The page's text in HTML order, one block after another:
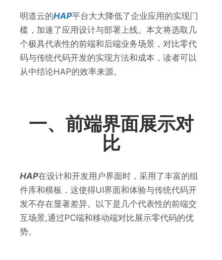
明道云的HAP平台大大降低了企业应用的实现门
槛，加速了应用设计与部署上线。本文将选取几
个极具代表性的前端和后端业务场景，对比零代
码与传统代码开发的实现方法和成本，读者可以
从中结论HAP的效率来源。
一、前端界面展示对
比
HAP在设计和开发用户界面时，采用了丰富的组
件库和模板，这使得UI界面和体验与传统代码开
发不存在显著差异。以下是几个代表性的前端交
互场景,通过PC端和移动端对比展示零代码的优
势。